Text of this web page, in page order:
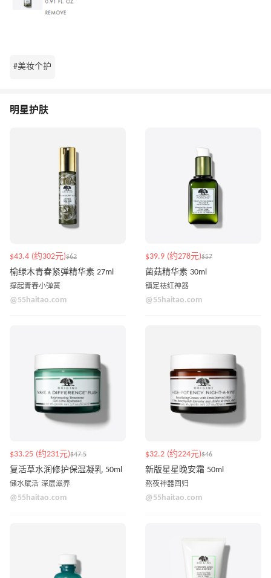
#美妆个护
明星护肤
$43.4 (约302元)$62
榆绿木青春紧弹精华素 27ml
撑起青春小弹簧
@55haitao.com
$39.9 (约278元)$57
菌菇精华素 30ml
镇定祛红神器
@55haitao.com
$33.25 (约231元)$47.5
复活草水润修护保湿凝乳 50ml
储水赋活 深层滋养
@55haitao.com
$32.2 (约224元)$46
新版星星晚安霜 50ml
熬夜神器回归
@55haitao.com